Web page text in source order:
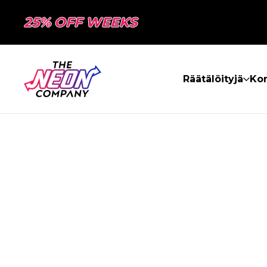
25% OFF WEEKS
Räätälöityjä